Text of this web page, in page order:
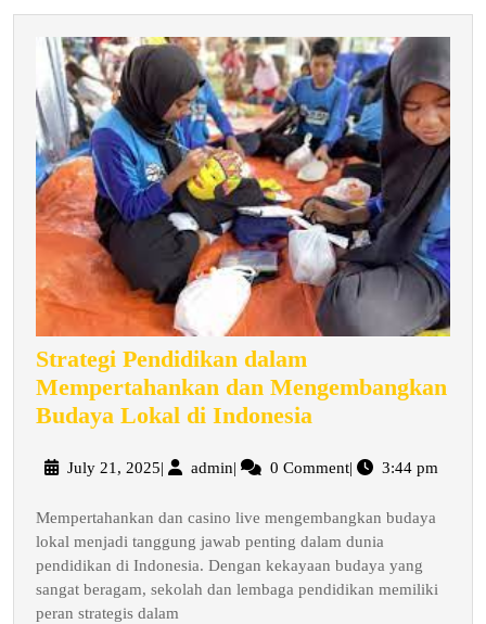
Strategi Pendidikan dalam
Mempertahankan dan Mengembangkan
Budaya Lokal di Indonesia
dalam
dan
Budaya
July 21, 2025July
2025
| adminadmin
| 0 Comment| 3:44 pm
Mempertahankan dan casino live mengembangkan budaya
lokal menjadi tanggung jawab penting dalam dunia
pendidikan di Indonesia. Dengan kekayaan budaya yang
sangat beragam, sekolah dan lembaga pendidikan memiliki
peran strategis dalam